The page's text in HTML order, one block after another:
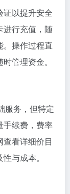
证以提升安全
进行充值，随
。操作过程直
管理资金。
服务，但特定
手续费，费率
看详细价目
与成本。